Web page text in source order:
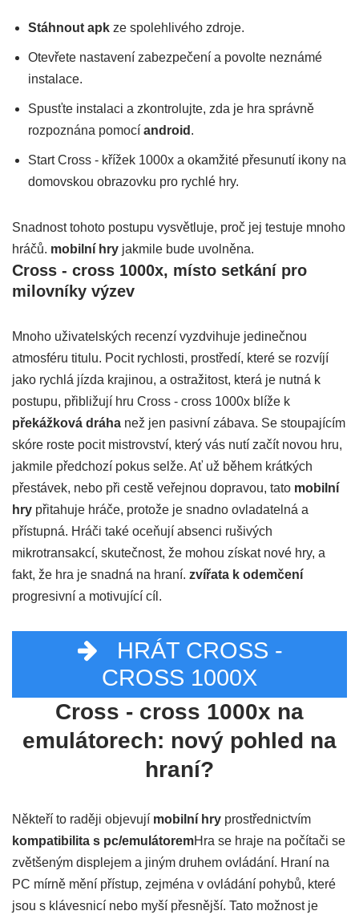
Stáhnout apk ze spolehlivého zdroje.
Otevřete nastavení zabezpečení a povolte neznámé
instalace.
Spusťte instalaci a zkontrolujte, zda je hra správně
rozpoznána pomocí android .
Start Cross - křížek 1000x a okamžité přesunutí ikony na
domovskou obrazovku pro rychlé hry.
Snadnost tohoto postupu vysvětluje, proč jej testuje mnoho
hráčů. mobilní hry jakmile bude uvolněna.
Cross - cross 1000x, místo setkání pro
milovníky výzev
Mnoho uživatelských recenzí vyzdvihuje jedinečnou
atmosféru titulu. Pocit rychlosti, prostředí, které se rozvíjí
jako rychlá jízda krajinou, a ostražitost, která je nutná k
postupu, přibližují hru Cross - cross 1000x blíže k
překážková dráha než jen pasivní zábava. Se stoupajícím
skóre roste pocit mistrovství, který vás nutí začít novou hru,
jakmile předchozí pokus selže. Ať už během krátkých
přestávek, nebo při cestě veřejnou dopravou, tato mobilní
hry přitahuje hráče, protože je snadno ovladatelná a
přístupná. Hráči také oceňují absenci rušivých
mikrotransakcí, skutečnost, že mohou získat nové hry, a
fakt, že hra je snadná na hraní. zvířata k odemčení
progresivní a motivující cíl.
HRÁT CROSS -
CROSS 1000X
Cross - cross 1000x na
emulátorech: nový pohled na
hraní?
Někteří to raději objevují mobilní hry prostřednictvím
kompatibilita s pc/emulátoremHra se hraje na počítači se
zvětšeným displejem a jiným druhem ovládání. Hraní na
PC mírně mění přístup, zejména v ovládání pohybů, které
jsou s klávesnicí nebo myší přesnější. Tato možnost je